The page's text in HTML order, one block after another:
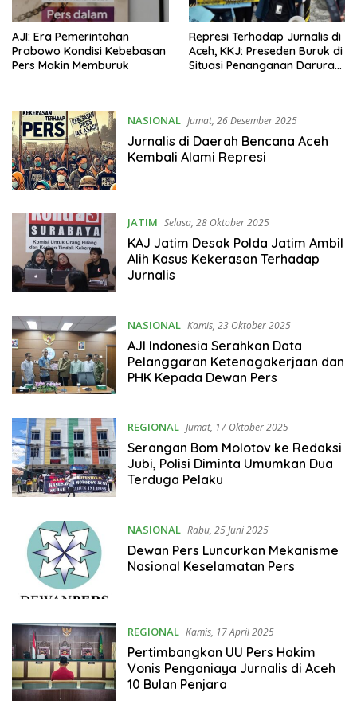
AJI: Era Pemerintahan
Prabowo Kondisi Kebebasan
Pers Makin Memburuk
Represi Terhadap Jurnalis di
Aceh, KKJ: Preseden Buruk di
Situasi Penanganan Darurat
NASIONAL Jumat, 26 Desember 2025
Jurnalis di Daerah Bencana Aceh
Kembali Alami Represi
JATIM Selasa, 28 Oktober 2025
KAJ Jatim Desak Polda Jatim Ambil
Alih Kasus Kekerasan Terhadap
Jurnalis
NASIONAL Kamis, 23 Oktober 2025
AJI Indonesia Serahkan Data
Pelanggaran Ketenagakerjaan dan
PHK Kepada Dewan Pers
REGIONAL Jumat, 17 Oktober 2025
Serangan Bom Molotov ke Redaksi
Jubi, Polisi Diminta Umumkan Dua
Terduga Pelaku
NASIONAL Rabu, 25 Juni 2025
Dewan Pers Luncurkan Mekanisme
Nasional Keselamatan Pers
REGIONAL Kamis, 17 April 2025
Pertimbangkan UU Pers Hakim
Vonis Penganiaya Jurnalis di Aceh
10 Bulan Penjara